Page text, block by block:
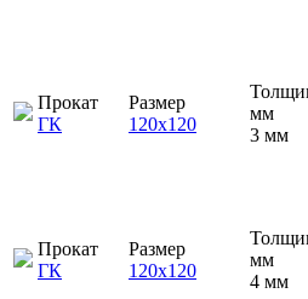
Прокат
ГК
Размер
120х120
мм
3 мм
Прокат
ГК
Размер
120х120
мм
4 мм